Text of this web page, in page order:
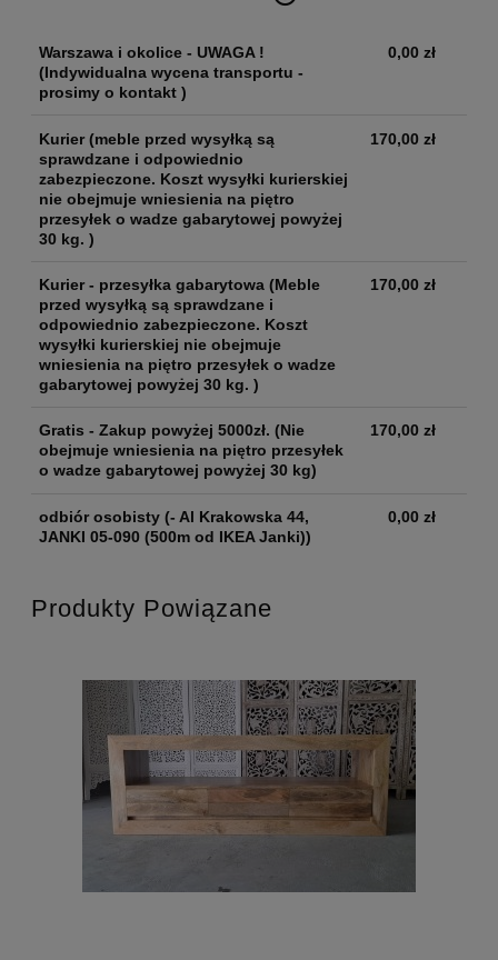
Warszawa i okolice - UWAGA !
(Indywidualna wycena transportu -
prosimy o kontakt )
0,00 zł
Kurier(meble przed wysyłką są
sprawdzane i odpowiednio
zabezpieczone. Koszt wysyłki kurierskiej
nie obejmuje wniesienia na piętro
przesyłek o wadze gabarytowej powyżej
30 kg. )
170,00 zł
Kurier - przesyłka gabarytowa (Meble
przed wysyłką są sprawdzane i
odpowiednio zabezpieczone. Koszt
wysyłki kurierskiej nie obejmuje
wniesienia na piętro przesyłek o wadze
gabarytowej powyżej 30 kg. )
170,00 zł
Gratis - Zakup powyżej 5000zł. (Nie
obejmuje wniesienia na piętro przesyłek
o wadze gabarytowej powyżej 30 kg)
170,00 zł
odbiór osobisty (- Al Krakowska 44,
JANKI 05-090 (500m od IKEA Janki))
0,00 zł
Produkty Powiązane